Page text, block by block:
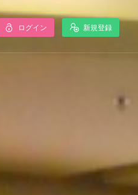
ログイン 新規登録